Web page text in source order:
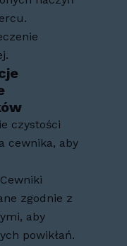
czystości
cewnika, aby
zgodnie z
aby
powikłań.